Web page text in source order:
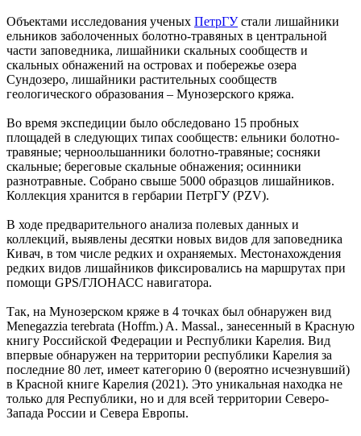
Объектами исследования ученых ПетрГУстали лишайники
ельников заболоченных болотно-травяных в центральной
части заповедника, лишайники скальных сообществ и
скальных обнажений на островах и побережье озера
Сундозеро, лишайники растительных сообществ
геологического образования – Мунозерского кряжа.
Во время экспедиции было обследовано 15 пробных
площадей в следующих типах сообществ: ельники болотно-
травяные; черноольшанники болотно-травяные; сосняки
скальные; береговые скальные обнажения; осинники
разнотравные. Собрано свыше 5000 образцов лишайников.
Коллекция хранится в гербарии ПетрГУ (PZV).
В ходе предварительного анализа полевых данных и
коллекций, выявлены десятки новых видов для заповедника
Кивач, в том числе редких и охраняемых. Местонахождения
редких видов лишайников фиксировались на маршрутах при
помощи GPS/ГЛОНАСС навигатора.
Так, на Мунозерском кряже в 4 точках был обнаружен вид
Menegazzia terebrata (Hoffm.) A. Massal., занесенный в Красную
книгу Российской Федерации и Республики Карелия. Вид
впервые обнаружен на территории республики Карелия за
последние 80 лет, имеет категорию 0 (вероятно исчезнувший)
в Красной книге Карелия (2021). Это уникальная находка не
только для Республики, но и для всей территории Северо-
Запада России и Севера Европы.